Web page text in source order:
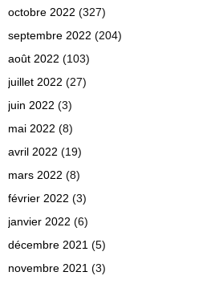
octobre 2022 (327)
septembre 2022 (204)
août 2022 (103)
juillet 2022 (27)
juin 2022 (3)
mai 2022 (8)
avril 2022 (19)
mars 2022 (8)
février 2022 (3)
janvier 2022 (6)
décembre 2021 (5)
novembre 2021 (3)